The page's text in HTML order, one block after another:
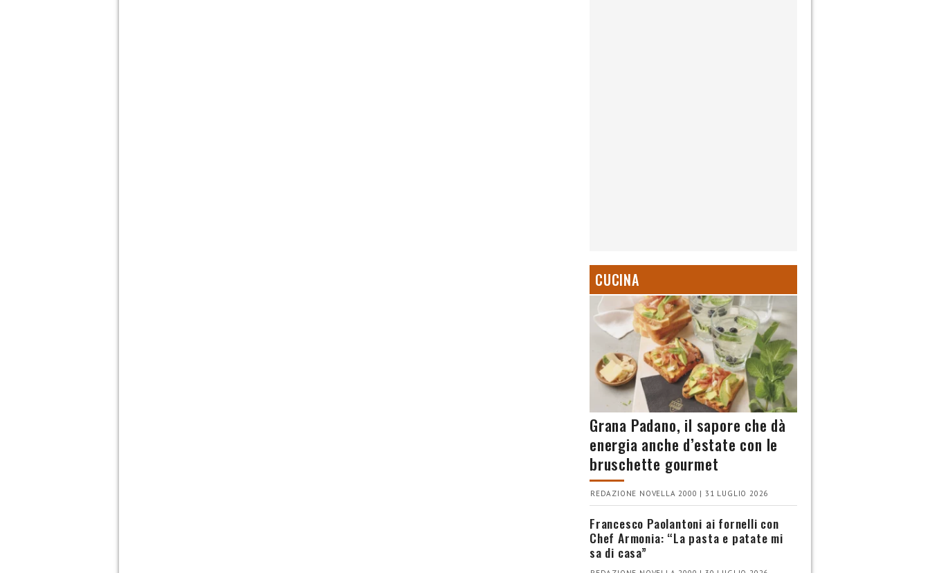
CUCINA
Grana Padano, il sapore che dà
energia anche d’estate con le
bruschette gourmet
REDAZIONE NOVELLA 2000 | 31 LUGLIO 2026
Francesco Paolantoni ai fornelli con
Chef Armonia: “La pasta e patate mi
sa di casa”